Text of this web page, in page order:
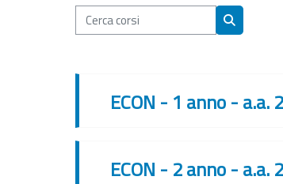
Cerca corsi
Cerca corsi
ECON - 1 anno -
ECON - 2 anno -